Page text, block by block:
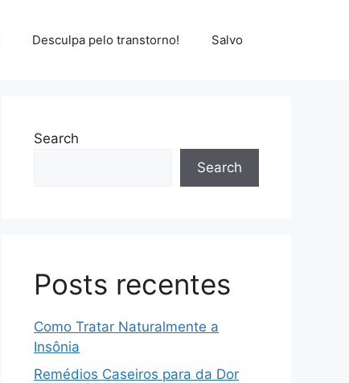
Desculpa pelo transtorno! Salvo
Search
Search
Posts recentes
Como Tratar Naturalmente a
Insônia
Remédios Caseiros para da Dor